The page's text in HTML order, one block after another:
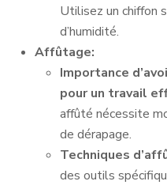
Utilisez un chiffon
d’humidité.
Affûtage:
Importance
pour un travail
affûté nécessite
de dérapage.
Techniques
des outils